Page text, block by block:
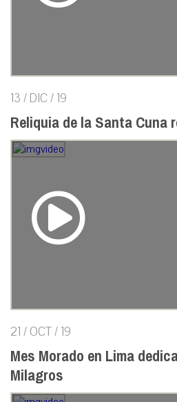
13 / DIC / 19
Reliquia de la Santa Cuna
21 / OCT / 19
Mes Morado en Lima
Milagros